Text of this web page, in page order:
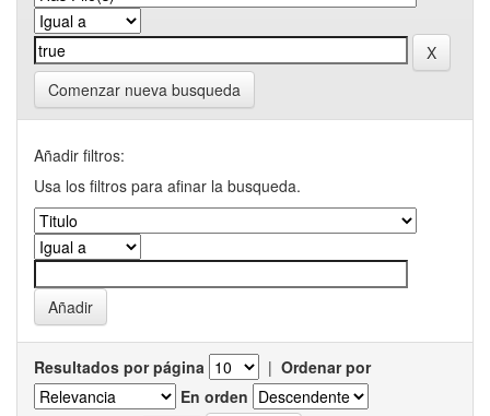
Comenzar nueva busqueda
Añadir filtros:
Usa los filtros para afinar la busqueda.
Resultados por página | Ordenar por
En orden